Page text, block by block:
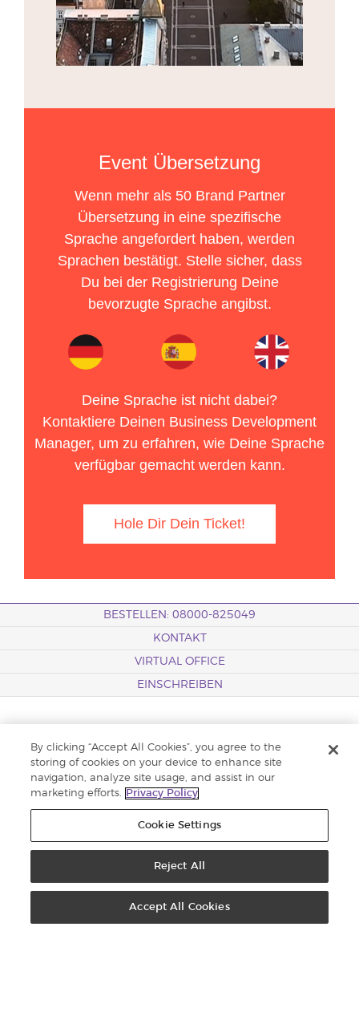
Event Übersetzung
Wenn mehr als 50 Brand Partner
Übersetzung in eine spezifische
Sprache angefordert haben, werden
Sprachen bestätigt. Stelle sicher, dass
Du bei der Registrierung Deine
bevorzugte Sprache angibst.
Deine Sprache ist nicht dabei?
Kontaktiere Deinen Business Development
Manager, um zu erfahren, wie Deine Sprache
verfügbar gemacht werden kann.
Hole Dir Dein Ticket!
BESTELLEN: 08000-825049
KONTAKT
VIRTUAL OFFICE
EINSCHREIBEN
Kundenservice
Veranstaltungs- & Medienzentrum
D. Gary Young Foundation
Karriere
Young Living Blog
Datenschutz
By clicking “Accept All Cookies”, you agree to the
storing of cookies on your device to enhance site
navigation, analyze site usage, and assist in our
marketing efforts.
Privacy Policy
Cookie Settings
Reject All
Accept All Cookies